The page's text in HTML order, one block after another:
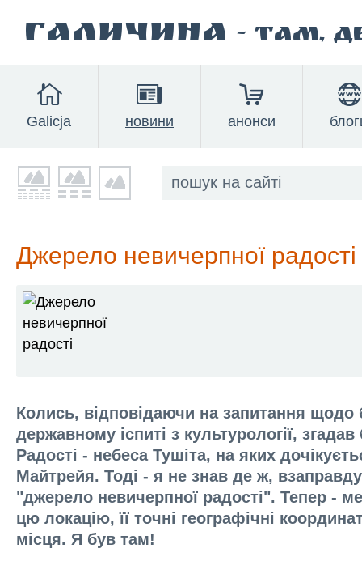
Галичина - там,
Galicja новини анонси
Джерело невичерпної радості
Колись, відповідаючи на запитання щодо
державному іспиті з культурології,
Радості - небеса Тушіта, на яких
Майтрейя. Тоді - я не знав де ж,
"джерело невичерпної радості". Тепер -
цю локацію, її точні географічні
місця. Я був там!